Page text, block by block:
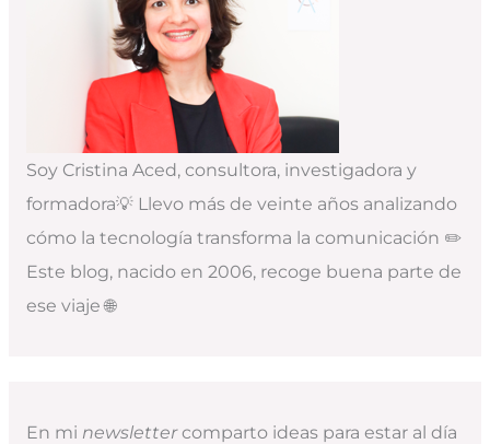
Soy Cristina Aced, consultora, investigadora y
formadora💡 Llevo más de veinte años analizando
cómo la tecnología transforma la comunicación ✏️
Este blog, nacido en 2006, recoge buena parte de
ese viaje 🌐
En mi newslettercomparto ideas para estar al día